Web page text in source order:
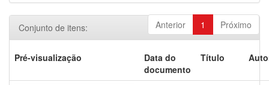
Anterior 1 Próximo
Conjunto de itens:
Pré-visualização
Data do
documento
Título